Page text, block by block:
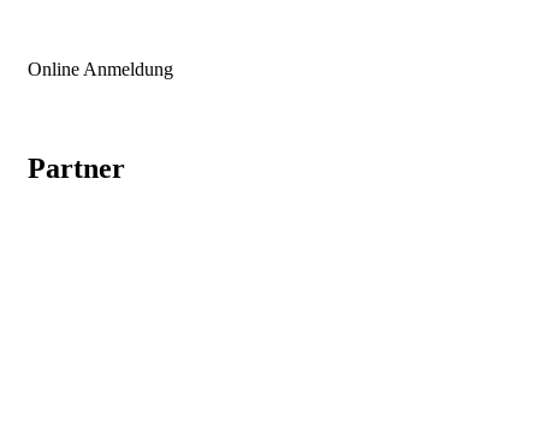
Online Anmeldung
Partner